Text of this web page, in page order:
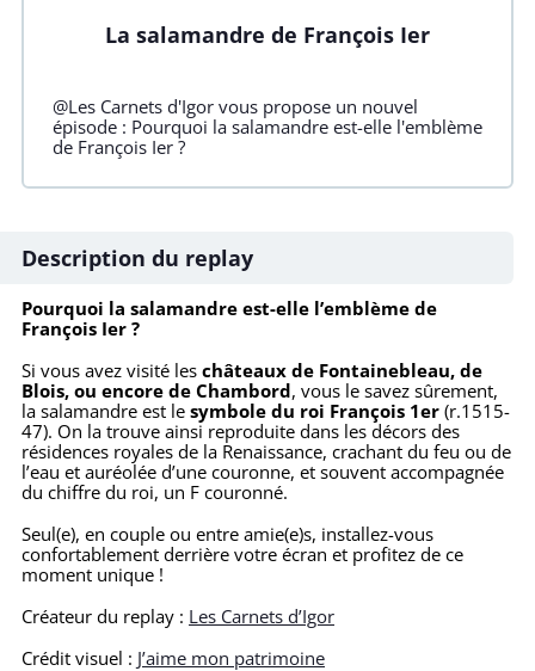
La salamandre de François Ier
@Les Carnets d'Igor vous propose un nouvel
épisode : Pourquoi la salamandre est-elle l'emblème
de François Ier ?
Description du replay
Pourquoi la salamandre est-elle l’emblème de
François Ier ?
Si vous avez visité les châteaux de Fontainebleau, de
Blois, ou encore de Chambord, vous le savez sûrement,
la salamandre est le symbole du roi François 1er (r.1515-
47). On la trouve ainsi reproduite dans les décors des
résidences royales de la Renaissance, crachant du feu ou de
l’eau et auréolée d’une couronne, et souvent accompagnée
du chiffre du roi, un F couronné.
Seul(e), en couple ou entre amie(e)s, installez-vous
confortablement derrière votre écran et profitez de ce
moment unique !
Créateur du replay : Les Carnets d’Igor
Crédit visuel : J’aime mon patrimoine